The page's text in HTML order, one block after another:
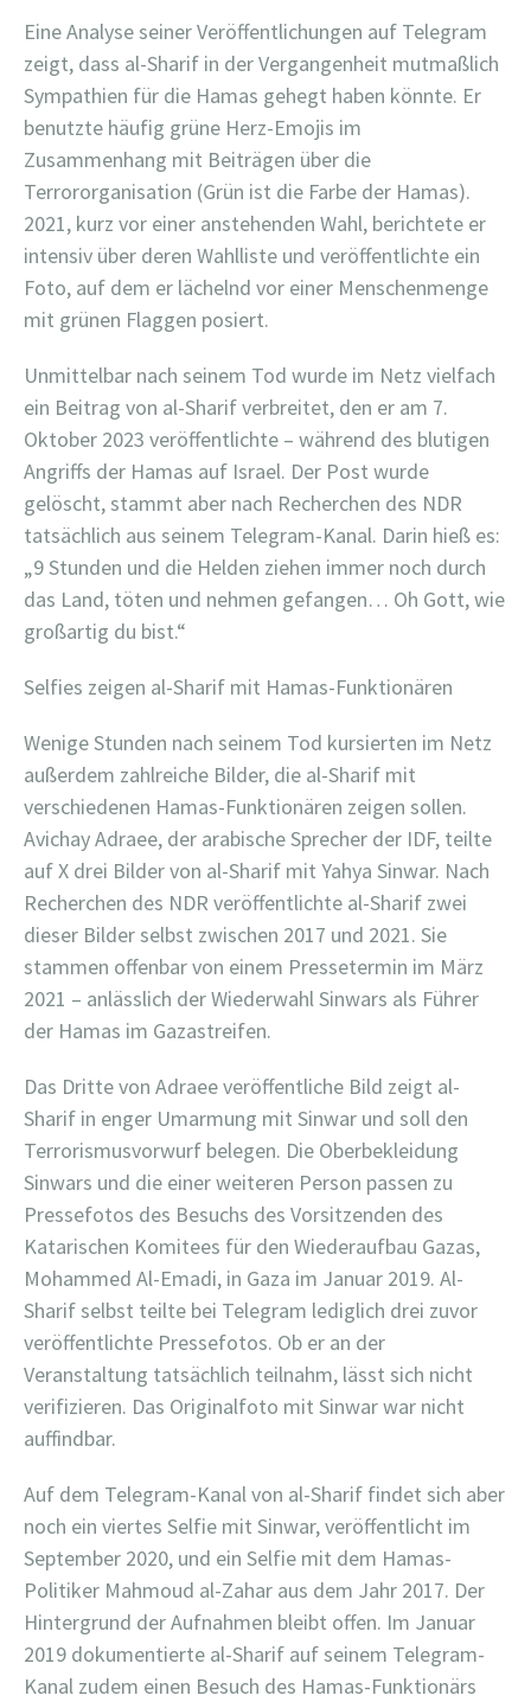
Eine Analyse seiner Veröffentlichungen auf Telegram
zeigt, dass al-Sharif in der Vergangenheit mutmaßlich
Sympathien für die Hamas gehegt haben könnte. Er
benutzte häufig grüne Herz-Emojis im
Zusammenhang mit Beiträgen über die
Terrororganisation (Grün ist die Farbe der Hamas).
2021, kurz vor einer anstehenden Wahl, berichtete er
intensiv über deren Wahlliste und veröffentlichte ein
Foto, auf dem er lächelnd vor einer Menschenmenge
mit grünen Flaggen posiert.
Unmittelbar nach seinem Tod wurde im Netz vielfach
ein Beitrag von al-Sharif verbreitet, den er am 7.
Oktober 2023 veröffentlichte – während des blutigen
Angriffs der Hamas auf Israel. Der Post wurde
gelöscht, stammt aber nach Recherchen des NDR
tatsächlich aus seinem Telegram-Kanal. Darin hieß es:
„9 Stunden und die Helden ziehen immer noch durch
das Land, töten und nehmen gefangen… Oh Gott, wie
großartig du bist.“
Selfies zeigen al-Sharif mit Hamas-Funktionären
Wenige Stunden nach seinem Tod kursierten im Netz
außerdem zahlreiche Bilder, die al-Sharif mit
verschiedenen Hamas-Funktionären zeigen sollen.
Avichay Adraee, der arabische Sprecher der IDF, teilte
auf X drei Bilder von al-Sharif mit Yahya Sinwar. Nach
Recherchen des NDR veröffentlichte al-Sharif zwei
dieser Bilder selbst zwischen 2017 und 2021. Sie
stammen offenbar von einem Pressetermin im März
2021 – anlässlich der Wiederwahl Sinwars als Führer
der Hamas im Gazastreifen.
Das Dritte von Adraee veröffentliche Bild zeigt al-
Sharif in enger Umarmung mit Sinwar und soll den
Terrorismusvorwurf belegen. Die Oberbekleidung
Sinwars und die einer weiteren Person passen zu
Pressefotos des Besuchs des Vorsitzenden des
Katarischen Komitees für den Wiederaufbau Gazas,
Mohammed Al-Emadi, in Gaza im Januar 2019. Al-
Sharif selbst teilte bei Telegram lediglich drei zuvor
veröffentlichte Pressefotos. Ob er an der
Veranstaltung tatsächlich teilnahm, lässt sich nicht
verifizieren. Das Originalfoto mit Sinwar war nicht
auffindbar.
Auf dem Telegram-Kanal von al-Sharif findet sich aber
noch ein viertes Selfie mit Sinwar, veröffentlicht im
September 2020, und ein Selfie mit dem Hamas-
Politiker Mahmoud al-Zahar aus dem Jahr 2017. Der
Hintergrund der Aufnahmen bleibt offen. Im Januar
2019 dokumentierte al-Sharif auf seinem Telegram-
Kanal zudem einen Besuch des Hamas-Funktionärs